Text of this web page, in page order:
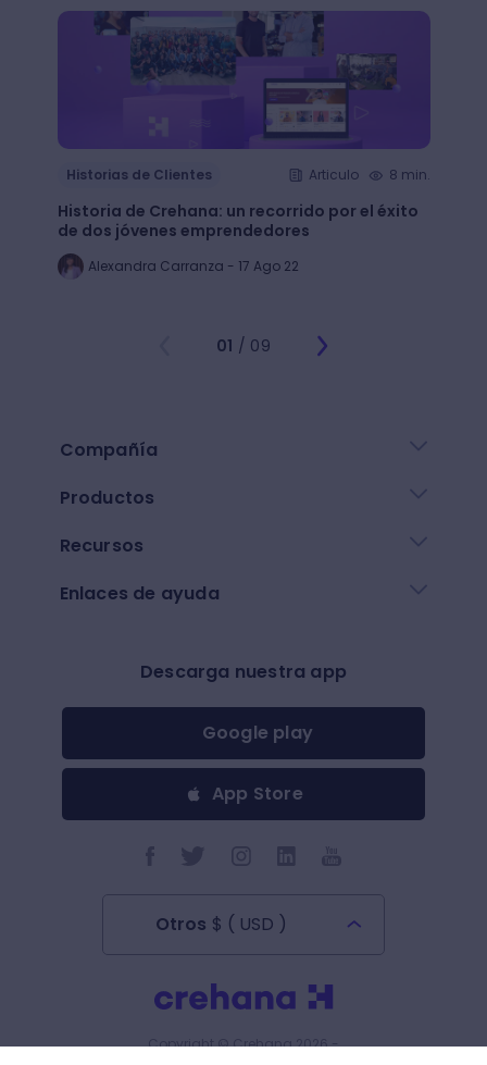
Historias de Clientes Articulo 8 min.
Historia de Crehana: un recorrido por el éxito
de dos jóvenes emprendedores
Alexandra Carranza - 17 Ago 22
01 / 09
Compañía
Productos
Recursos
Enlaces de ayuda
Descarga nuestra app
Google play
App Store
Otros $ ( USD )